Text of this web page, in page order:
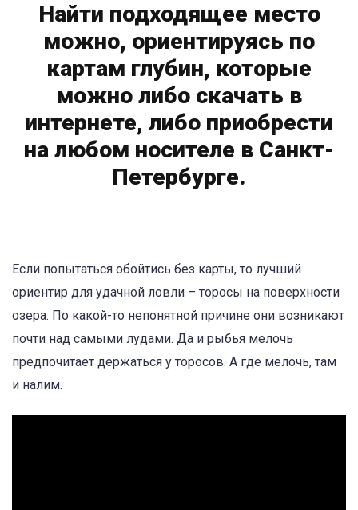
Найти подходящее место
можно, ориентируясь по
картам глубин, которые
можно либо скачать в
интернете, либо приобрести
на любом носителе в Санкт-
Петербурге.
Если попытаться обойтись без карты, то лучший
ориентир для удачной ловли – торосы на поверхности
озера. По какой-то непонятной причине они возникают
почти над самыми лудами. Да и рыбья мелочь
предпочитает держаться у торосов. А где мелочь, там
и налим.